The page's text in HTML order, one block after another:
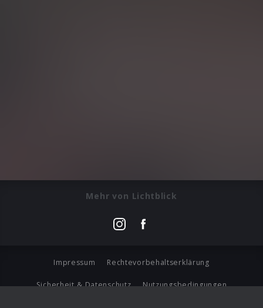
Mehr von Lichtblick
Impressum Rechtevorbehaltserklärung
Sicherheit & Datenschutz Nutzungsbedingungen